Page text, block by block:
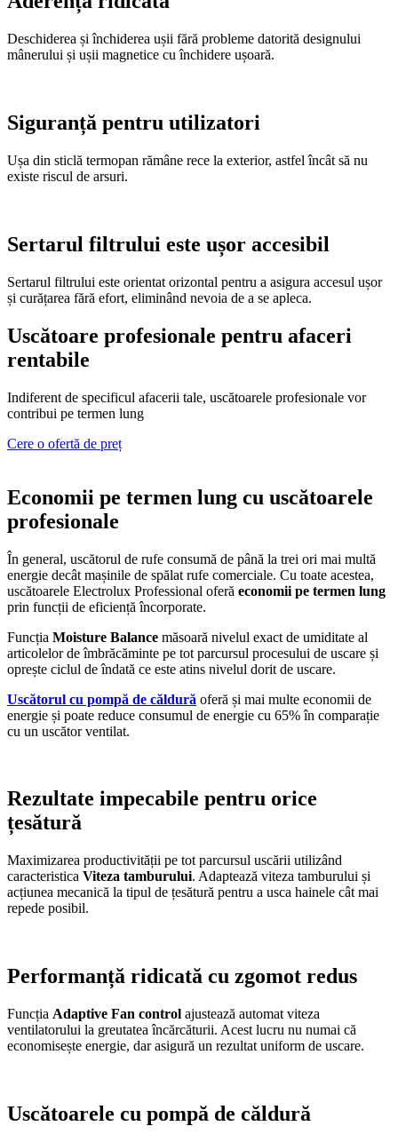
Deschiderea și închiderea ușii fără probleme datorită designului
mânerului și ușii magnetice cu închidere ușoară.
Siguranță pentru utilizatori
Ușa din sticlă termopan rămâne rece la exterior, astfel încât să nu
existe riscul de arsuri.
Sertarul filtrului este ușor accesibil
Sertarul filtrului este orientat orizontal pentru a asigura accesul ușor
și curățarea fără efort, eliminând nevoia de a se apleca.
Uscătoare profesionale pentru afaceri
rentabile
Indiferent de specificul afacerii tale, uscătoarele profesionale vor
contribui pe termen lung
Cere o ofertă de preț
Economii pe termen lung cu uscătoarele
profesionale
În general, uscătorul de rufe consumă de până la trei ori mai multă
energie decât mașinile de spălat rufe comerciale. Cu toate acestea,
uscătoarele Electrolux Professional oferă economii pe termen lung
prin funcții de eficiență încorporate.
Funcția Moisture Balance măsoară nivelul exact de umiditate al
articolelor de îmbrăcăminte pe tot parcursul procesului de uscare și
oprește ciclul de îndată ce este atins nivelul dorit de uscare.
Uscătorul cu pompă de căldură oferă și mai multe economii de
energie și poate reduce consumul de energie cu 65% în comparație
cu un uscător ventilat.
Rezultate impecabile pentru orice
țesătură
Maximizarea productivității pe tot parcursul uscării utilizând
caracteristica Viteza tamburului. Adaptează viteza tamburului și
acțiunea mecanică la tipul de țesătură pentru a usca hainele cât mai
repede posibil.
Performanță ridicată cu zgomot redus
Funcția Adaptive Fan control ajustează automat viteza
ventilatorului la greutatea încărcăturii. Acest lucru nu numai că
economisește energie, dar asigură un rezultat uniform de uscare.
Uscătoarele cu pompă de căldură